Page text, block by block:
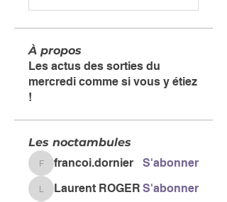
À propos
Les actus des sorties du
mercredi comme si vous y étiez
!
Les noctambules
francoi.dornier
francoi.dornier S'abonner
Laurent ROGER
Laurent ROGER S'abonner